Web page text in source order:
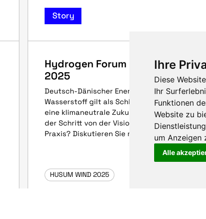
Ihre
Diese
Ihr
Funktionen
Website zu
um Anzeigen
Alle
Story
Hydrogen Forum @ HUSUM WIND
2025
Deutsch-Dänischer Energiedialog | Grüner
Wasserstoff gilt als Schlüsseltechnologie für
eine klimaneutrale Zukunft. Doch wie gelingt
der Schritt von der Vision zur Umsetzung in
Praxis? Diskutieren Sie mit!
HUSUM WIND 2025